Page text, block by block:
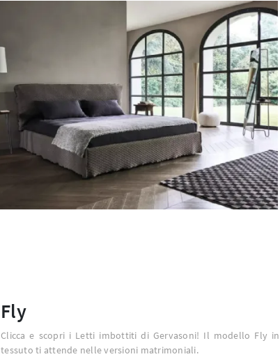
Fly
Clicca e scopri i Letti imbottiti di Gervasoni! Il modello Fly in
tessuto ti attende nelle versioni matrimoniali.